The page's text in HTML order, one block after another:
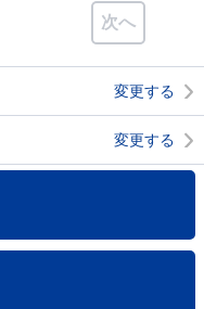
次へ
変更する
変更する